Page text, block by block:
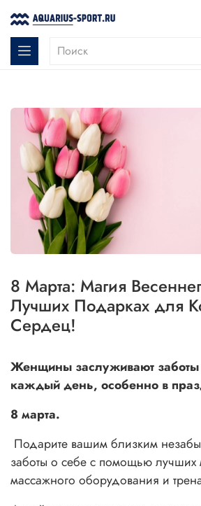
8 Марта: Магия
Лучших Подарках для
Сердец!
Женщины заслуживают заботы
каждый день, особенно в
8 марта.
Подарите вашим близким
заботы о себе с помощью
массажного оборудования и